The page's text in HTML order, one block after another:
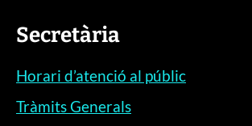
Secretària
Horari d’atenció al públic
Tràmits Generals